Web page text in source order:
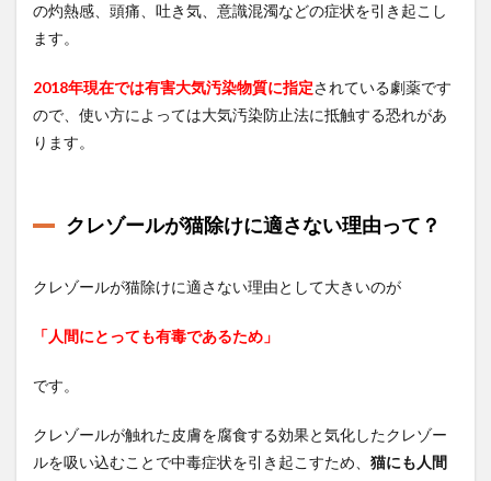
の灼熱感、頭痛、吐き気、意識混濁などの症状を引き起こし
ます。
2018年現在では有害大気汚染物質に指定されている劇薬です
ので、使い方によっては大気汚染防止法に抵触する恐れがあ
ります。
クレゾールが猫除けに適さない理由って？
クレゾールが猫除けに適さない理由として大きいのが
「人間にとっても有毒であるため」
です。
クレゾールが触れた皮膚を腐食する効果と気化したクレゾー
ルを吸い込むことで中毒症状を引き起こすため、 猫にも人間